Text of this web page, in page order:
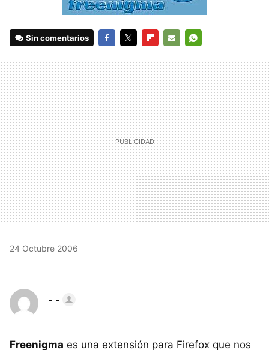
Sin comentarios
MAIL
24 Octubre 2006
- -
Freenigma es una extensión para Firefox que nos